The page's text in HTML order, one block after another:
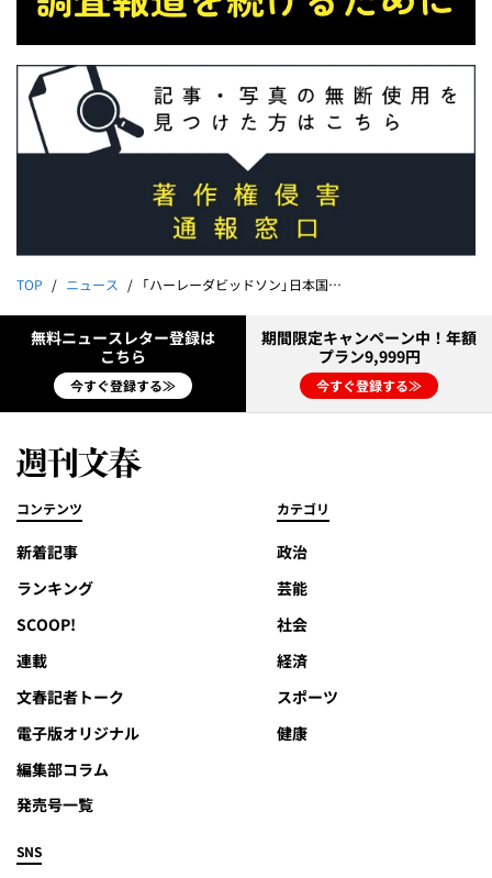
TOP ニュース 「ハーレーダビッドソン」日本国内ディーラーで“禁止行為”横行でアジアパシフィック本社が調査に乗り出していた
無料ニュースレター登録は
こちら
今すぐ登録する≫
期間限定キャンペーン中！年額
プラン9,999円
今すぐ登録する≫
コンテンツ
新着記事
ランキング
SCOOP!
連載
文春記者トーク
電子版オリジナル
編集部コラム
発売号一覧
カテゴリ
政治
芸能
社会
経済
スポーツ
健康
SNS